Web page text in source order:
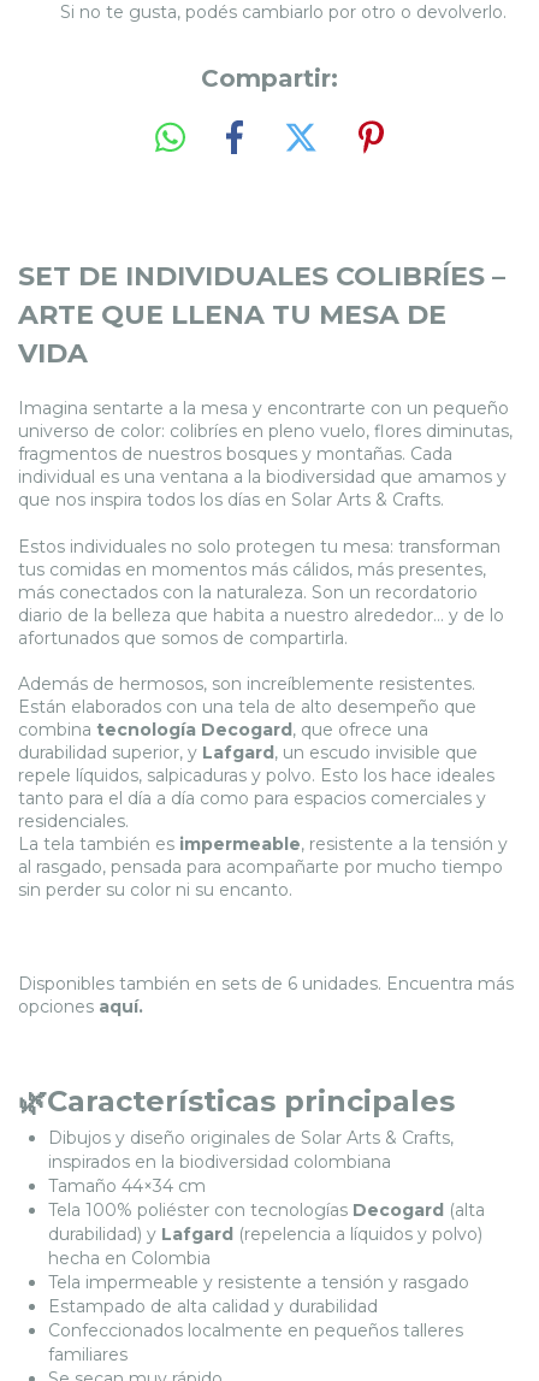
Si no te gusta, podés cambiarlo por otro o devolverlo.
Compartir:
SET DE INDIVIDUALES COLIBRÍES –
ARTE QUE LLENA TU MESA DE
VIDA
Imagina sentarte a la mesa y encontrarte con un pequeño
universo de color: colibríes en pleno vuelo, flores diminutas,
fragmentos de nuestros bosques y montañas. Cada
individual es una ventana a la biodiversidad que amamos y
que nos inspira todos los días en Solar Arts & Crafts.
Estos individuales no solo protegen tu mesa: transforman
tus comidas en momentos más cálidos, más presentes,
más conectados con la naturaleza. Son un recordatorio
diario de la belleza que habita a nuestro alrededor… y de lo
afortunados que somos de compartirla.
Además de hermosos, son increíblemente resistentes.
Están elaborados con una tela de alto desempeño que
combina tecnología Decogard, que ofrece una
durabilidad superior, y Lafgard, un escudo invisible que
repele líquidos, salpicaduras y polvo. Esto los hace ideales
tanto para el día a día como para espacios comerciales y
residenciales.
La tela también es impermeable, resistente a la tensión y
al rasgado, pensada para acompañarte por mucho tiempo
sin perder su color ni su encanto.
Disponibles también en sets de 6 unidades. Encuentra más
opciones aquí.
🌿Características principales
Dibujos y diseño originales de Solar Arts & Crafts,
inspirados en la biodiversidad colombiana
Tamaño 44×34 cm
Tela 100% poliéster con tecnologías Decogard (alta
durabilidad) y Lafgard (repelencia a líquidos y polvo)
hecha en Colombia
Tela impermeable y resistente a tensión y rasgado
Estampado de alta calidad y durabilidad
Confeccionados localmente en pequeños talleres
familiares